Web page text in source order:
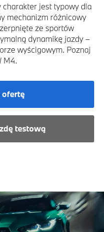
jest typowy dla
mechanizm różnicowy
ze sportów
dynamikę jazdy –
wyścigowym. Poznaj
M4.
testową